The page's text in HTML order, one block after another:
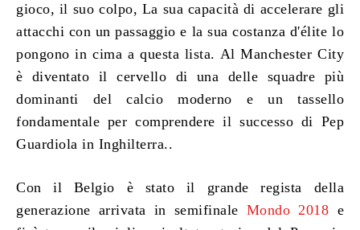
gioco, il suo colpo, La sua capacità di accelerare gli
attacchi con un passaggio e la sua costanza d'élite lo
pongono in cima a questa lista. Al Manchester City
è diventato il cervello di una delle squadre più
dominanti del calcio moderno e un tassello
fondamentale per comprendere il successo di Pep
Guardiola in Inghilterra..
Con il Belgio è stato il grande regista della
generazione arrivata in semifinale Mondo 2018 e